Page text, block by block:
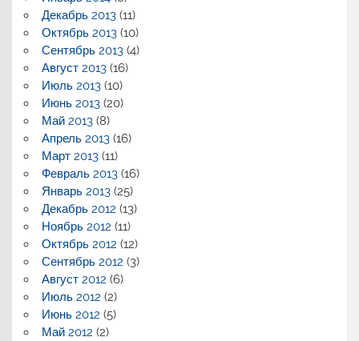
Декабрь 2013(11)
Октябрь 2013(10)
Сентябрь 2013(4)
Август 2013(16)
Июль 2013(10)
Июнь 2013(20)
Май 2013(8)
Апрель 2013(16)
Март 2013(11)
Февраль 2013(16)
Январь 2013(25)
Декабрь 2012 (13)
Ноябрь 2012 (11)
Октябрь 2012 (12)
Сентябрь 2012 (3)
Август 2012 (6)
Июль 2012 (2)
Июнь 2012 (5)
Май 2012 (2)